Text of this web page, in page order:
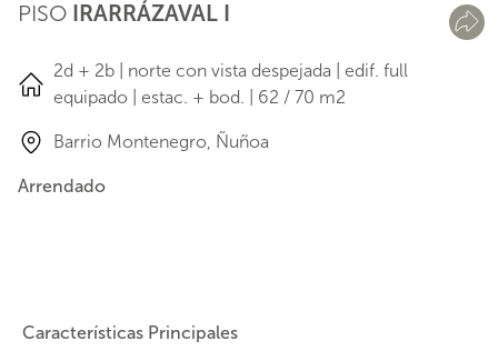
PISO IRARRÁZAVAL I
2d + 2b | norte con vista despejada | edif. full
equipado | estac. + bod. | 62 / 70 m2
Barrio Montenegro, Ñuñoa
Arrendado
Características Principales